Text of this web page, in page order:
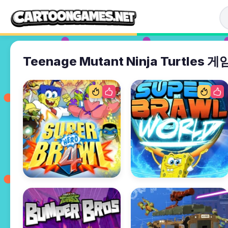
Teenage Mutant Ninja Turtles 게